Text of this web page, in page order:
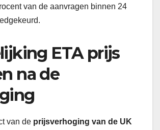
van de aanvragen binnen 24
ETA prijs
na de
van de prijsverhoging van de UK